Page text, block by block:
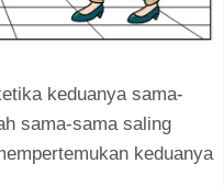
keduanya sama-
sama-sama saling
keduanya